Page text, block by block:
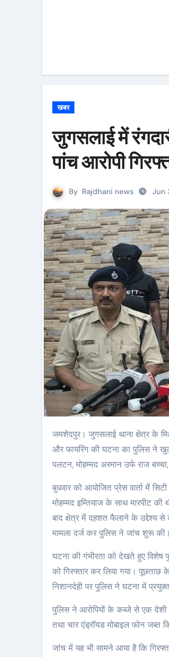
खबर
जुगसलाई में
पांच आरोपी
By Rajdhani news Jun
जमशेदपुर। जुगसलाई थाना क्षेत्र के मिल्लत नगर स्थित महतो पाड़ा रोड में इम्तियाज जनरल स्टोर पर रंगदारी को लेकर हुई मारपीट, तोड़फोड़
और फायरिंग की घटना का पुलिस ने
पलटन, मोहम्मद अरमान उर्फ राज
बुधवार को आयोजित प्रेस वार्ता में
मोहम्मद इम्तियाज के साथ मारपीट
बाद क्षेत्र में दहशत फैलाने के उद्देश्य से
मामला दर्ज कर पुलिस ने जांच शुरू की।
घटना की गंभीरता को देखते हुए विशेष
को गिरफ्तार कर लिया गया। पूछताछ
निशानदेही पर पुलिस ने घटना में
पुलिस ने आरोपियों के कब्जे से एक
तथा चार एंड्रॉयड मोबाइल फोन जब्त
जांच में यह भी सामने आया है कि